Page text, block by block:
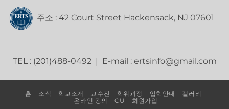
주소 : 42 Court Street Hackensack, NJ 07601
TEL : (201)488-0492 | E-mail : ertsinfo@gmail.com
홈 소식 학교소개 교수진 학위과정 입학안내
갤러리
온라인 강의
CU 회원가입